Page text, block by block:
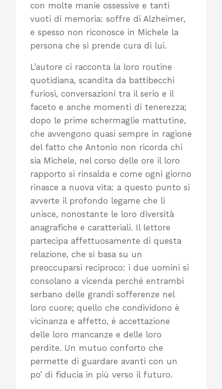
con molte manie ossessive e tanti
vuoti di memoria: soffre di Alzheimer,
e spesso non riconosce in Michele la
persona che si prende cura di lui.
L’autore ci racconta la loro routine
quotidiana, scandita da battibecchi
furiosi, conversazioni tra il serio e il
faceto e anche momenti di tenerezza;
dopo le prime schermaglie mattutine,
che avvengono quasi sempre in ragione
del fatto che Antonio non ricorda chi
sia Michele, nel corso delle ore il loro
rapporto si rinsalda e come ogni giorno
rinasce a nuova vita: a questo punto si
avverte il profondo legame che li
unisce, nonostante le loro diversità
anagrafiche e caratteriali. Il lettore
partecipa affettuosamente di questa
relazione, che si basa su un
preoccuparsi reciproco: i due uomini si
consolano a vicenda perché entrambi
serbano delle grandi sofferenze nel
loro cuore; quello che condividono è
vicinanza e affetto, è accettazione
delle loro mancanze e delle loro
perdite. Un mutuo conforto che
permette di guardare avanti con un
po’ di fiducia in più verso il futuro.